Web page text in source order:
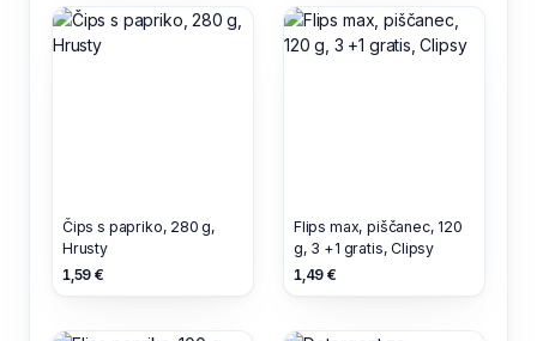
Čips s papriko, 280 g,
Hrusty
1,59 €
Flips max, piščanec, 120
g, 3 +1 gratis, Clipsy
1,49 €